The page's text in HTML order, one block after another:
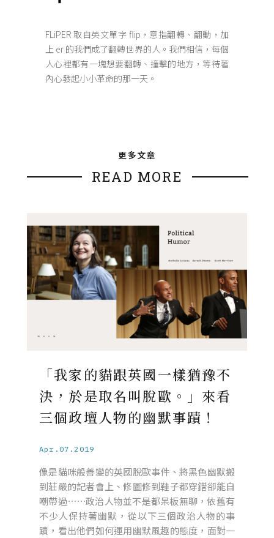
FLiPER 取自英文單字 flip，意指翻轉、翻動，加
上 er 的我們成了翻轉世界的人。我們相信，每個
人心裡都有一塊想要翻轉、撞擊的地方，等待著
內心發起小小革命的那一天。
更多文章
READ MORE
「我家的貓跟英國一樣猶豫不
決，於是取名叫脫歐。」來看
三個政壇人物的幽默事蹟！
Apr.07.2019
像是貓咪般善變的英國脫歐事件、將黑色幽默搬
到莊嚴的記者會上、修圖修到鞋子都穿錯卻能自
嘲帶過⋯⋯政治人物並不是都呆板無聊，依舊有
不少人保持著幽默，從以下三個政治人物的事
蹟，看出他們如何運用幽默風趣的態度，面對一